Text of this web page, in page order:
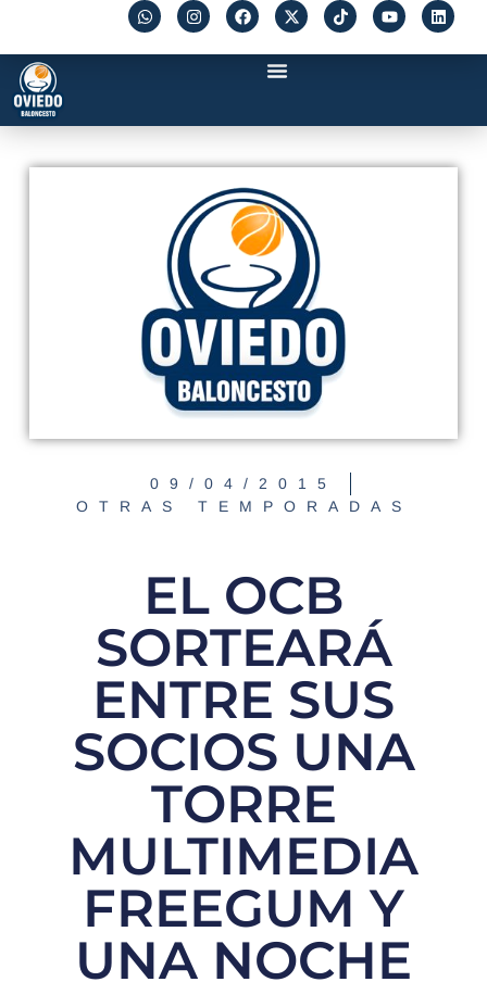
09/04/2015
OTRAS TEMPORADAS
EL OCB
SORTEARÁ
ENTRE SUS
SOCIOS UNA
TORRE
MULTIMEDIA
FREEGUM Y
UNA NOCHE